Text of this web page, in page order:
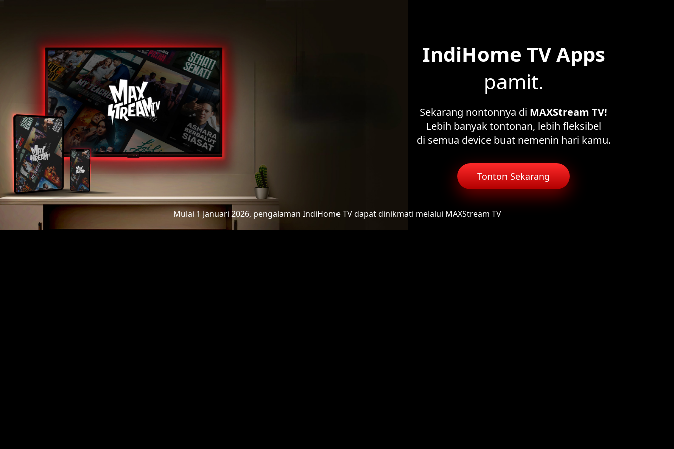
IndiHome TV Apps
pamit.
Sekarang nontonnya di MAXStream TV!
Lebih banyak tontonan, lebih fleksibel
di semua device buat nemenin hari kamu.
Tonton Sekarang
Mulai 1 Januari 2026, pengalaman IndiHome TVdapat dinikmati melalui MAXStream TV